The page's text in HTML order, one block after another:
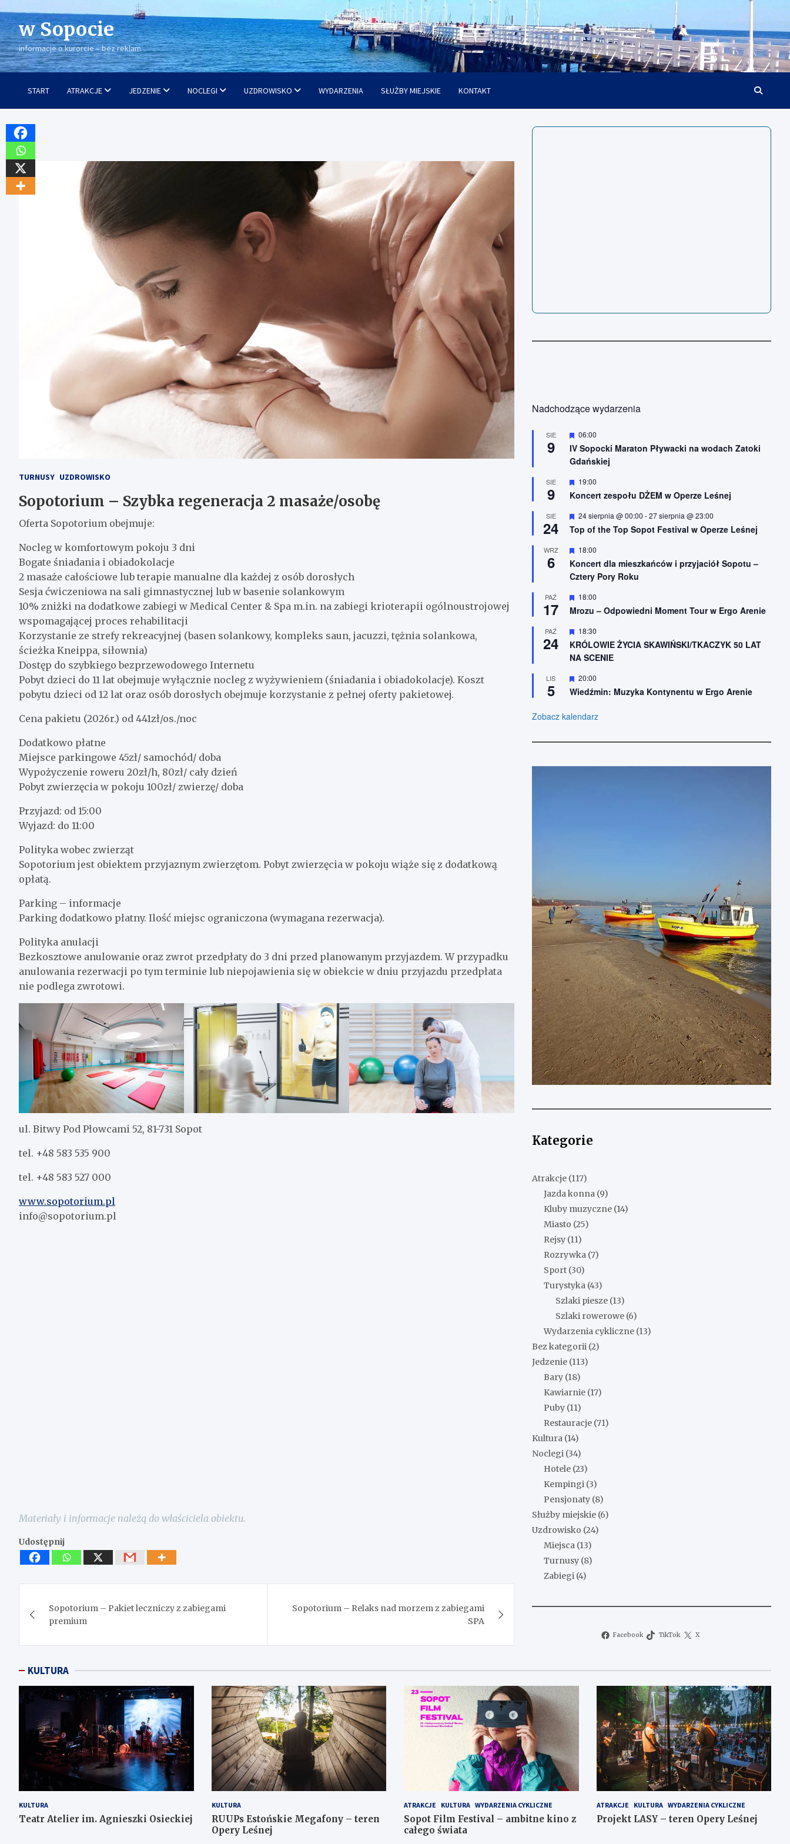
to
contentw Sopocie
informacje o kurorcie – bez reklam
START ATRAKCJE JEDZENIE NOCLEGI UZDROWISKO WYDARZENIA SŁUŻBY MIEJSKIE KONTAKT
TURNUSY UZDROWISKO
Sopotorium – Szybka regeneracja 2 masaże/osobę
Oferta Sopotorium obejmuje:
Nocleg w komfortowym pokoju 3 dni
Bogate śniadania i obiadokolacje
2 masaże całościowe lub terapie manualne dla każdej z osób dorosłych
Sesja ćwiczeniowa na sali gimnastycznej lub w basenie solankowym
10% zniżki na dodatkowe zabiegi w Medical Center & Spa m.in. na zabiegi krioterapii ogólnoustrojowej
wspomagającej proces rehabilitacji
Korzystanie ze strefy rekreacyjnej (basen solankowy, kompleks saun, jacuzzi, tężnia solankowa,
ścieżka Kneippa, siłownia)
Dostęp do szybkiego bezprzewodowego Internetu
Pobyt dzieci do 11 lat obejmuje wyłącznie nocleg z wyżywieniem (śniadania i obiadokolacje). Koszt
pobytu dzieci od 12 lat oraz osób dorosłych obejmuje korzystanie z pełnej oferty pakietowej.
Cena pakietu (2026r.) od 441zł/os./noc
Dodatkowo płatne
Miejsce parkingowe 45zł/ samochód/ doba
Wypożyczenie roweru 20zł/h, 80zł/ cały dzień
Pobyt zwierzęcia w pokoju 100zł/ zwierzę/ doba
Przyjazd: od 15:00
Wyjazd: do 11:00
Polityka wobec zwierząt
Sopotorium jest obiektem przyjaznym zwierzętom. Pobyt zwierzęcia w pokoju wiąże się z dodatkową
opłatą.
Parking – informacje
Parking dodatkowo płatny. Ilość miejsc ograniczona (wymagana rezerwacja).
Polityka anulacji
Bezkosztowe anulowanie oraz zwrot przedpłaty do 3 dni przed planowanym przyjazdem. W przypadku
anulowania rezerwacji po tym terminie lub niepojawienia się w obiekcie w dniu przyjazdu przedpłata
nie podlega zwrotowi.
ul. Bitwy Pod Płowcami 52, 81-731 Sopot
tel. +48 583 535 900
tel. +48 583 527 000
www.sopotorium.pl
info@sopotorium.pl
Materiały i informacje należą do właściciela obiektu.
Udostępnij
wpisu
Sopotorium – Pakiet leczniczy z zabiegami
premium
Sopotorium – Relaks nad morzem z zabiegami
SPA
Nadchodzące wydarzenia
SIE
9
W
y
r
ó
n
o
e
06:00
IV Sopocki Maraton Pływacki na wodach Zatoki
Gdańskiej
SIE
9
W
r
ż
n
i
o
n
e
19:00
Koncert zespołu DŻEM w Operze Leśnej
SIE
24
W
r
ż
n
o
e
24 sierpnia @ 00:00 -27 sierpnia @ 23:00
Top of the Top Sopot Festival w Operze Leśnej
WRZ
6
W
r
ó
n
o
e
18:00
Koncert dla mieszkańców i przyjaciół Sopotu –
Cztery Pory Roku
PAŹ
17
W
r
ż
n
i
o
e
18:00
Mrozu – Odpowiedni Moment Tour w Ergo Arenie
PAŹ
24
W
y
r
ó
n
i
o
e
18:30
KRÓLOWIE ŻYCIA SKAWIŃSKI/TKACZYK 50 LAT
NA SCENIE
LIS
5
W
y
r
ż
o
20:00
Wiedźmin: Muzyka Kontynentu w Ergo Arenie
Zobacz kalendarz
Kategorie
Atrakcje (117)
Jazda konna (9)
Kluby muzyczne (14)
Miasto (25)
Rejsy (11)
Rozrywka (7)
Sport (30)
Turystyka (43)
Szlaki piesze (13)
Szlaki rowerowe (6)
Wydarzenia cykliczne (13)
Bez kategorii (2)
Jedzenie (113)
Bary (18)
Kawiarnie (17)
Puby (11)
Restauracje (71)
Kultura (14)
Noclegi (34)
Hotele (23)
Kempingi (3)
Pensjonaty (8)
Służby miejskie (6)
Uzdrowisko (24)
Miejsca (13)
Turnusy (8)
Zabiegi (4)
Facebook TikTok X
KULTURA
KULTURA
Teatr Atelier im. Agnieszki Osieckiej
KULTURA
RUUPs Estońskie Megafony – teren
Opery Leśnej
ATRAKCJE KULTURA WYDARZENIA CYKLICZNE
Sopot Film Festival – ambitne kino z
całego świata
ATRAKCJE KULTURA WYDARZENIA CYKLICZNE
Projekt LASY – teren Opery Leśnej